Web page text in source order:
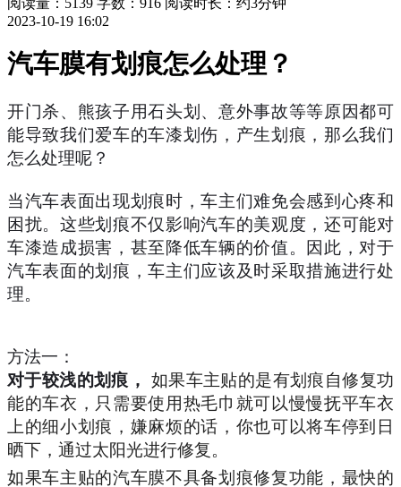
2023-10-19 16:02
汽车膜有划痕怎么处理？
开门杀、熊孩子用石头划、意外事故等等原因都可
能导致我们爱车的车漆划伤，产生划痕，那么我们
怎么处理呢？
当汽车表面出现划痕时，车主们难免会感到心疼和
困扰。这些划痕不仅影响汽车的美观度，还可能对
车漆造成损害，甚至降低车辆的价值。因此，对于
汽车表面的划痕，车主们应该及时采取措施进行处
理。
方法一：
对于较浅的划痕，
如果车主贴的是有划痕自修复功
能的车衣，只需要使用热毛巾就可以慢慢抚平车衣
上的细小划痕，嫌麻烦的话，你也可以将车停到日
晒下，通过太阳光进行修复。
如果车主贴的汽车膜不具备划痕修复功能，最快的